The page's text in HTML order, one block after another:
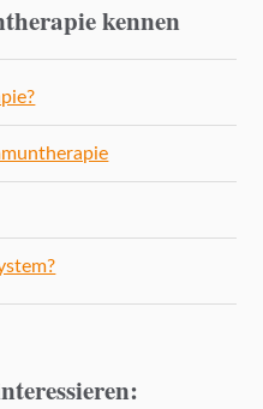
kennen